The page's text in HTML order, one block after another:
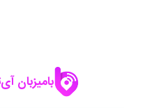
بامیزبان